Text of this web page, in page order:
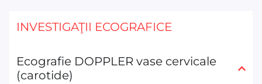
INVESTIGAŢII ECOGRAFICE
Ecografie DOPPLER vase cervicale
(carotide)